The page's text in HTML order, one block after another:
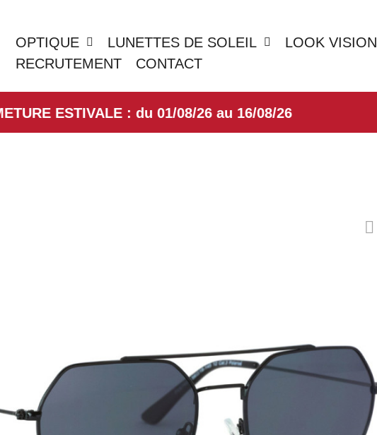
OPTIQUE LUNETTES DE SOLEIL
LOOK VISION
RECRUTEMENT
CONTACT
ESTIVALE : du 01/08/26 au 16/08/26